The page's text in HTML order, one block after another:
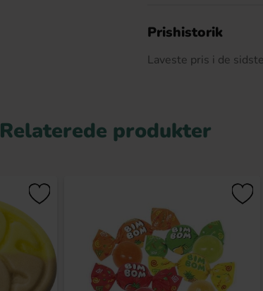
Prishistorik
Laveste pris i de
Relaterede produkter